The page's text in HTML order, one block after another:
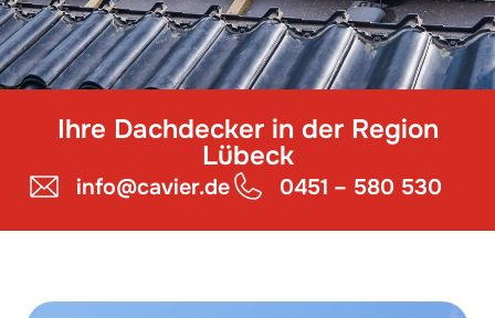
Ihre Dachdecker in der Region
Lübeck
info@cavier.de 0451 – 580 530